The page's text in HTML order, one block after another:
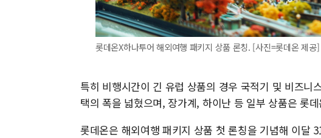
롯데온X하나투어 해외여행 패키지 상품 론칭. [사진=롯데온 제공]
특히 비행시간이 긴 유럽 상품의 경우 국적기 및 비즈니
택의 폭을 넓혔으며, 장가계, 하이난 등 일부 상품은 롯
롯데온은 해외여행 패키지 상품 첫 론칭을 기념해 이달